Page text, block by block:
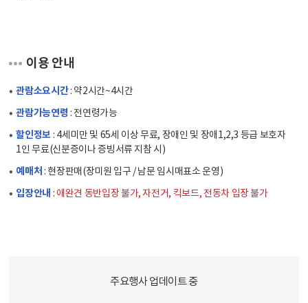
이용 안내
관람소요시간: 약2시간~4시간
관람가능연령 : 전연령가능
할인정보 : 4세미만 및 65세 이상 무료, 장애인 및 장애1,2,3 등급 보호자
1인 무료(신분증이나 증빙서류 지참 시)
예매처 : 현장판매(장미원 입구 / 남문 임시매표소 운영)
입장안내 : 애완견 동반입장 불가, 자전거, 킥보드, 전동차 입장 불가
주요행사 업데이트 중